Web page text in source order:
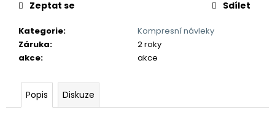
Kategorie:
Kompresní návleky
Záruka:
2 roky
akce: akce
Zeptat se Sdílet
Popis Diskuze